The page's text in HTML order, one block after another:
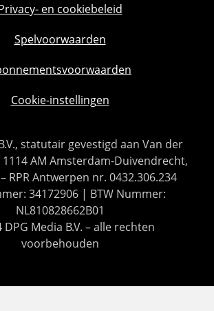
en cookiebeleid
Spelvoorwaarden
Cookie-instellingen
statutair gevestigd aan Van der
1114 AM Amsterdam-Duivendrecht,
RPR Antwerpen nr. 0432.306.234
34172906 | BTW Nummer:
NL810828662B01
Media B.V. – alle rechten
voorbehouden